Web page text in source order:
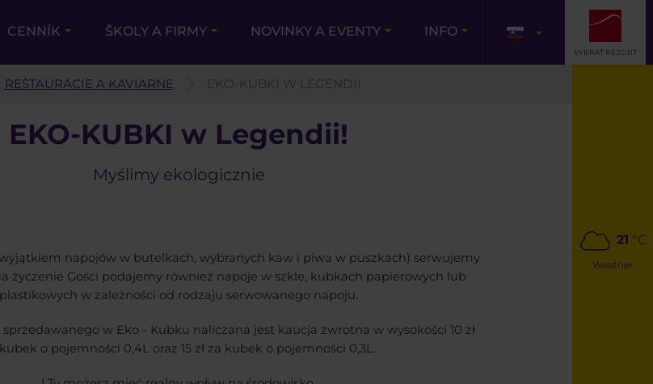
21 °C
Weather
CENNÍK ŠKOLY A FIRMY NOVINKY A EVENTY INFO
VYBRAŤ REZORT
REŠTAURÁCIE A KAVIARNE EKO-KUBKI W LEGENDII
EKO-KUBKI w Legendii!
Myślimy ekologicznie
napojów w butelkach, wybranych kaw i piwa w puszkach) serwujemy
życzenie Gości podajemy również napoje w szkle, kubkach papierowych lub
plastikowych w zależności od rodzaju serwowanego napoju.
w Eko - Kubku naliczana jest kaucja zwrotna w wysokości 10 zł
o pojemności 0,4L oraz 15 zł za kubek o pojemności 0,3L.